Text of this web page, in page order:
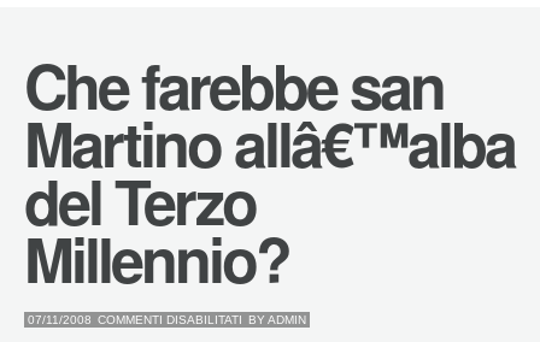
Che farebbe san
Martino allâ€™alba
del Terzo
Millennio?
07/11/2008 COMMENTI DISABILITATI SU
BY ADMIN